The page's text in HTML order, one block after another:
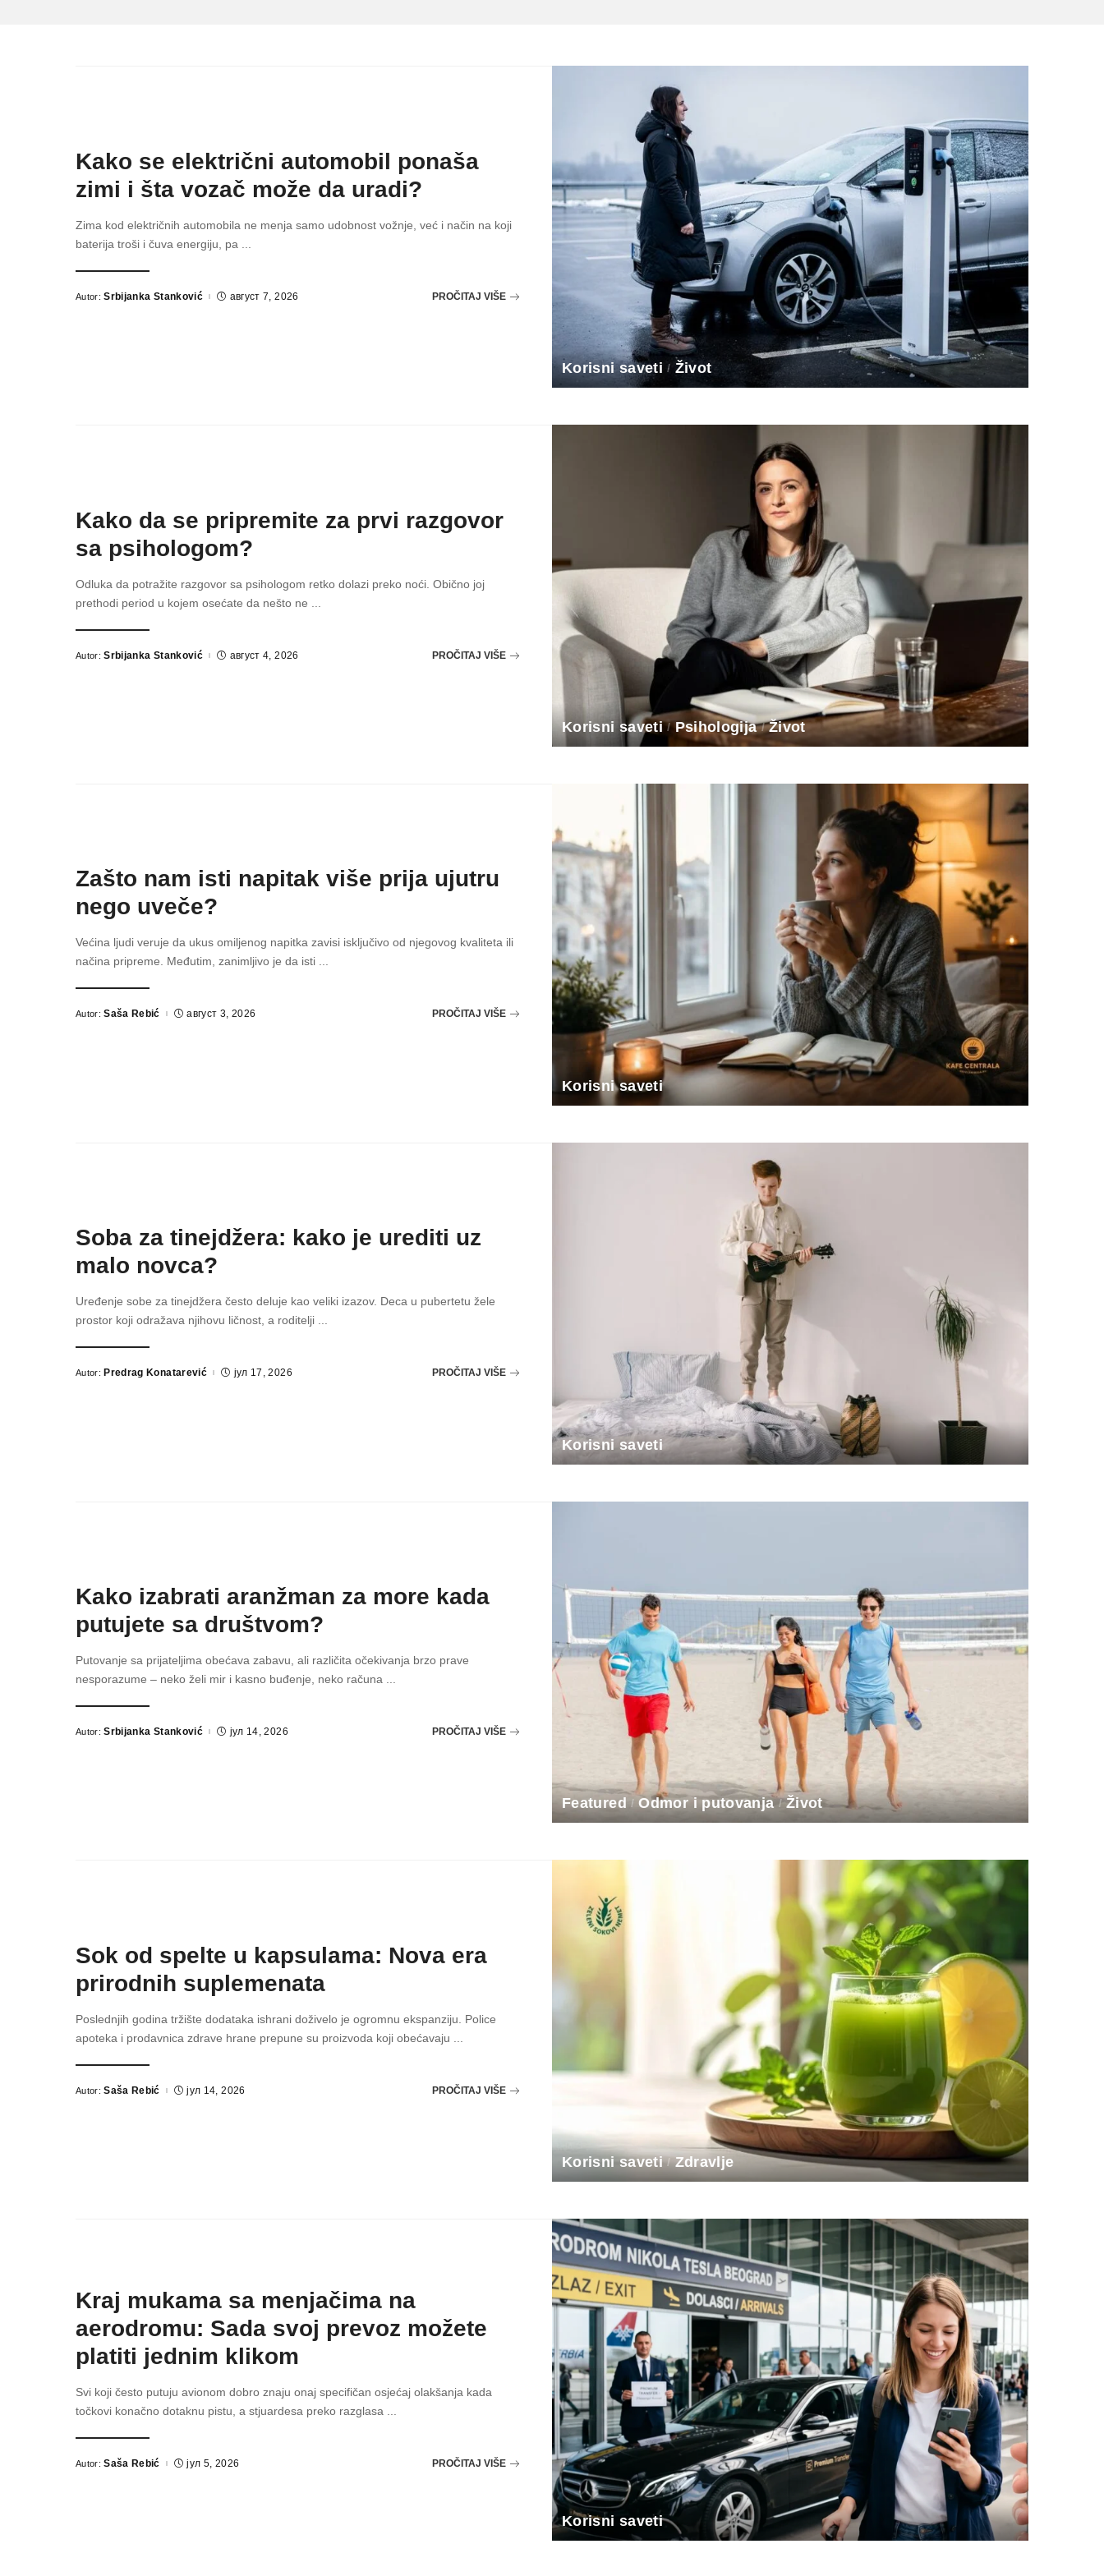
Korisni saveti Život
Kako se električni automobil ponaša
zimi i šta vozač može da uradi?
Zima kod električnih automobila ne menja samo udobnost vožnje, već i način na koji
baterija troši i čuva energiju, pa
Posted
Autor: Srbijanka Stanković август 7, 2026 PROČITAJ VIŠE
Korisni saveti Psihologija Život
Kako da se pripremite za prvi razgovor
sa psihologom?
Odluka da potražite razgovor sa psihologom retko dolazi preko noći. Obično joj
prethodi period u kojem osećate da nešto ne
Posted
Autor: Srbijanka Stanković август 4, 2026 PROČITAJ VIŠE
Korisni saveti
Zašto nam isti napitak više prija ujutru
nego uveče?
Većina ljudi veruje da ukus omiljenog napitka zavisi isključivo od njegovog kvaliteta ili
načina pripreme. Međutim, zanimljivo je da isti ...
Posted
Autor: Saša Rebić август 3, 2026 PROČITAJ VIŠE
Korisni saveti
Soba za tinejdžera: kako je urediti uz
malo novca?
Uređenje sobe za tinejdžera često deluje kao veliki izazov. Deca u pubertetu žele
prostor koji odražava njihovu ličnost, a roditelji
Posted
Autor: Predrag Konatarević јул 17, 2026 PROČITAJ VIŠE
Featured Odmor i putovanja Život
Kako izabrati aranžman za more kada
putujete sa društvom?
Putovanje sa prijateljima obećava zabavu, ali različita očekivanja brzo prave
nesporazume – neko želi mir i kasno buđenje, neko računa
Posted
Autor: Srbijanka Stanković јул 14, 2026 PROČITAJ VIŠE
Korisni saveti Zdravlje
Sok od spelte u kapsulama: Nova era
prirodnih suplemenata
Poslednjih godina tržište dodataka ishrani doživelo je ogromnu ekspanziju. Police
apoteka i prodavnica zdrave hrane prepune su proizvoda koji obećavaju
Posted
Autor: Saša Rebić јул 14, 2026 PROČITAJ VIŠE
Korisni saveti
Kraj mukama sa menjačima na
aerodromu: Sada svoj prevoz možete
platiti jednim klikom
Svi koji često putuju avionom dobro znaju onaj specifičan osjećaj olakšanja kada
točkovi konačno dotaknu pistu, a stjuardesa preko razglasa
Posted
Autor: Saša Rebić јул 5, 2026 PROČITAJ VIŠE